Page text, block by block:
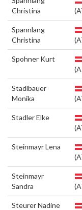
Christina
Spannlang
Christina
Spohner Kurt
Stadlbauer
Monika
Stadler Elke
Steinmayr Lena
Steinmayr
Sandra
Steurer Nadine